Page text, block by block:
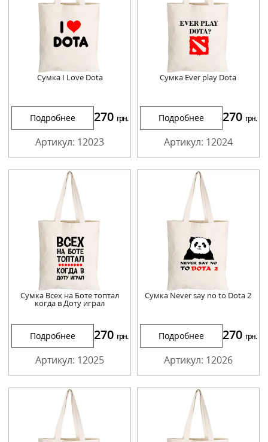
Сумка I Love Dota
Подробнее 270 грн.
Артикул: 12023
Сумка Ever play Dota
Подробнее 270 грн.
Артикул: 12024
Сумка Всех на Боте топтал
когда в Доту играл
Подробнее 270 грн.
Артикул: 12025
Сумка Never say no to Dota 2
Подробнее 270 грн.
Артикул: 12026